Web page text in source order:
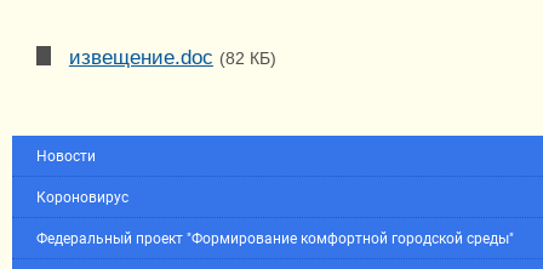
извещение.doc (82 КБ)
Новости
Короновирус
Федеральный проект "Формирование комфортной городской среды"